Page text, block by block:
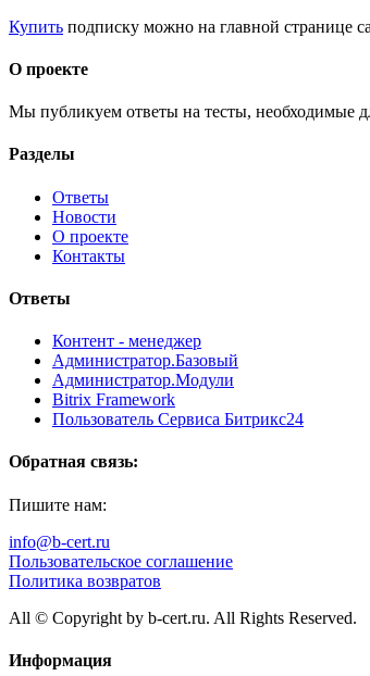
Купить подписку можно на главной странице
О проекте
Мы публикуем ответы на тесты, необходимые
Разделы
Ответы
Новости
О проекте
Контакты
Ответы
Контент - менеджер
Администратор.Базовый
Администратор.Модули
Bitrix Framework
Пользователь Сервиса Битрикс24
Обратная связь:
Пишите нам:
info@b-cert.ru
Пользовательское соглашение
Политика возвратов
All © Copyright by b-cert.ru. All Rights Reserved.
Информация